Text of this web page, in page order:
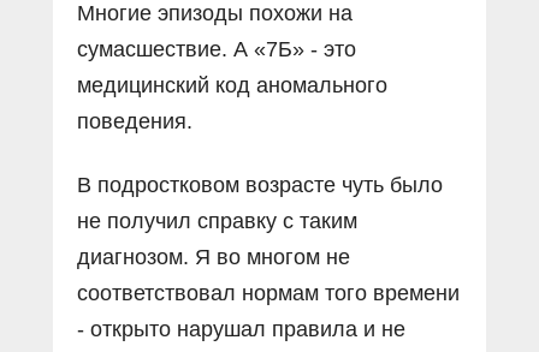
Многие эпизоды похожи на
сумасшествие. А «7Б» - это
медицинский код аномального
поведения.
В подростковом возрасте чуть было
не получил справку с таким
диагнозом. Я во многом не
соответствовал нормам того времени
- открыто нарушал правила и не